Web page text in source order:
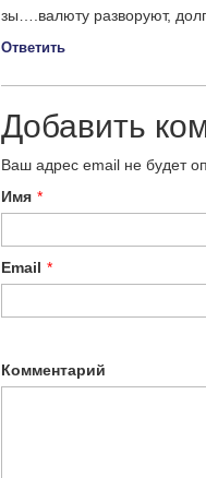
зы….валюту разворуют,
Ответить
Добавить
Ваш адрес email не будет
Имя *
Email *
Комментарий